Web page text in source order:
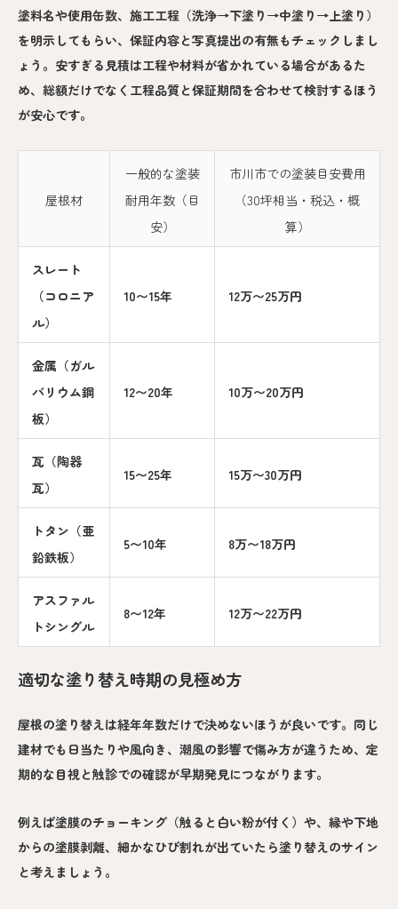
塗料名や使用缶数、施工工程（洗浄→下塗り→中塗り→上塗り）
を明示してもらい、保証内容と写真提出の有無もチェックしまし
ょう。安すぎる見積は工程や材料が省かれている場合があるた
め、総額だけでなく工程品質と保証期間を合わせて検討するほう
が安心です。
屋根材
一般的な塗装
耐用年数（目
安）
市川市での塗装目安費用
（30坪相当・税込・概
算）
スレート
（コロニア
ル）
10〜15年 12万〜25万円
金属（ガル
バリウム鋼
板）
12〜20年 10万〜20万円
瓦（陶器
瓦）
15〜25年 15万〜30万円
トタン（亜
鉛鉄板）
5〜10年 8万〜18万円
アスファル
トシングル
8〜12年 12万〜22万円
適切な塗り替え時期の見極め方
屋根の塗り替えは経年年数だけで決めないほうが良いです。同じ
建材でも日当たりや風向き、潮風の影響で傷み方が違うため、定
期的な目視と触診での確認が早期発見につながります。
例えば塗膜のチョーキング（触ると白い粉が付く）や、縁や下地
からの塗膜剥離、細かなひび割れが出ていたら塗り替えのサイン
と考えましょう。